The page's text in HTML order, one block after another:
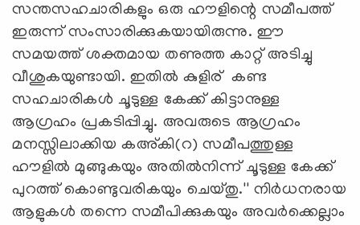
സന്തസഹചാരികളും ഒരു ഹൗളിന്റെ സമീപത്ത്
ഇരുന്ന് സംസാരിക്കുകയായിരുന്നു. ഈ
സമയത്ത് ശക്തമായ തണുത്ത കാറ്റ് അടിച്ചു
വീശുകയുണ്ടായി. ഇതില്‍ കുളിര് കണ്ട
സഹചാരികള്‍ ചൂടുള്ള കേക്ക് കിട്ടാനുള്ള
ആഗ്രഹം പ്രകടിപ്പിച്ചു. അവരുടെ ആഗ്രഹം
മനസ്സിലാക്കിയ കഅ്കി(റ) സമീപത്തുള്ള
ഹൗളില്‍ മുങ്ങുകയും അതില്‍നിന്ന് ചൂടുള്ള കേക്ക്
പുറത്ത് കൊണ്ടുവരികയും ചെയ്തു.'' നിര്‍ധനരായ
ആളുകള്‍ തന്നെ സമീപിക്കുകയും അവര്‍ക്കെല്ലാം